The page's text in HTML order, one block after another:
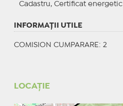
Cadastru, Certificat energetic
INFORMAŢII UTILE
COMISION CUMPARARE: 2
LOCAȚIE